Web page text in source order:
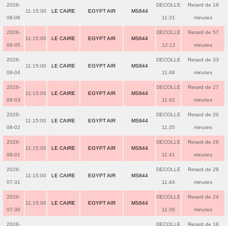
2026-
08-06
11:15:00 LE CAIRE EGYPT AIR MS844
DECOLLE
11:31
Retard de 16
minutes
2026-
08-05
11:15:00 LE CAIRE EGYPT AIR MS844
DECOLLE
12:12
Retard de 57
minutes
2026-
08-04
11:15:00 LE CAIRE EGYPT AIR MS844
DECOLLE
11:48
Retard de 33
minutes
2026-
08-03
11:15:00 LE CAIRE EGYPT AIR MS844
DECOLLE
11:42
Retard de 27
minutes
2026-
08-02
11:15:00 LE CAIRE EGYPT AIR MS844
DECOLLE
11:35
Retard de 20
minutes
2026-
08-01
11:15:00 LE CAIRE EGYPT AIR MS844
DECOLLE
11:41
Retard de 26
minutes
2026-
07-31
11:15:00 LE CAIRE EGYPT AIR MS844
DECOLLE
11:44
Retard de 29
minutes
2026-
07-30
11:15:00 LE CAIRE EGYPT AIR MS844
DECOLLE
11:39
Retard de 24
minutes
2026- DECOLLE Retard de 18